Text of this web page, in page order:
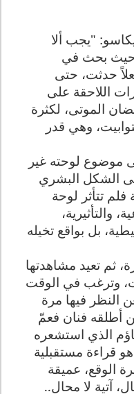
"يجب ألا
بحث في
حدثت، حتى
اللاحقة على
الموتى، لكثرة
وهي قدر
لوحته غير
الشكل البشري
تتأثر لوحة
والتأثيرية،
بل بواقع تخيله
ثم تعيد مشاهدتها
وترغب في الوقت
النظر فيها مرة
فنان فعمّ
الذي استشعره
قراءة مستقبلية
الوقع، عميقة
آتية لا محال..